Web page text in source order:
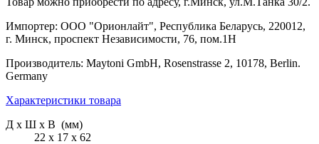
Импортер: ООО "Орионлайт", Республика Беларусь, 220012,
г. Минск, проспект Независимости, 76, пом.1Н
Производитель: Maytoni GmbH, Rosenstrasse 2, 10178, Berlin.
Germany
Характеристики товара
Д х Ш х В (мм)
22 х 17 х 62